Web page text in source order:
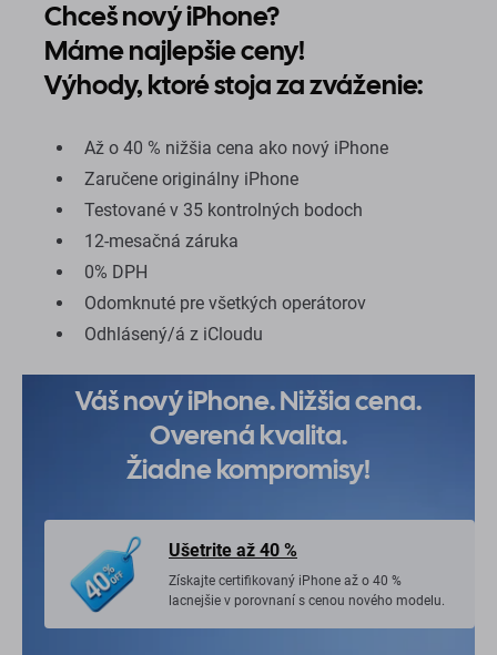
Chceš nový iPhone?
Máme najlepšie ceny!
Výhody, ktoré stoja za zváženie:
Až o 40 % nižšia cena ako nový iPhone
Zaručene originálny iPhone
Testované v 35 kontrolných bodoch
12-mesačná záruka
0% DPH
Odomknuté pre všetkých operátorov
Odhlásený/á z iCloudu
Váš nový iPhone. Nižšia cena.
Overená kvalita.
Žiadne kompromisy!
Ušetrite až 40 %
Získajte certifikovaný iPhone až o 40 %
lacnejšie v porovnaní s cenou nového modelu.